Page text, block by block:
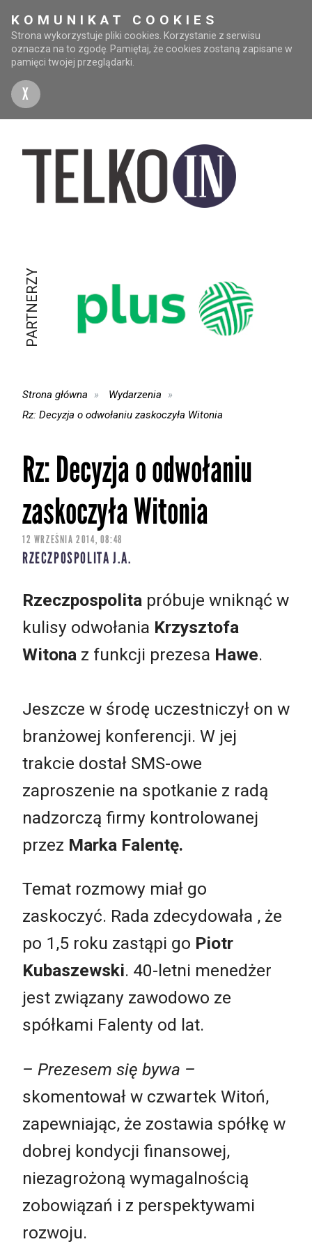
KOMUNIKAT COOKIES
Strona wykorzystuje pliki cookies. Korzystanie z serwisu
oznacza na to zgodę. Pamiętaj, że cookies zostaną zapisane w
pamięci twojej przeglądarki.
X
PARTNERZY
Strona główna
Wydarzenia
Rz: Decyzja o odwołaniu zaskoczyła Witonia
Rz: Decyzja o odwołaniu
zaskoczyła Witonia
12 WRZEŚNIA 2014, 08:48
RZECZPOSPOLITA J.A.
Rzeczpospolita próbuje wniknąć w
kulisy odwołania Krzysztofa
Witona z funkcji prezesa Hawe.
Jeszcze w środę uczestniczył on w
branżowej konferencji. W jej
trakcie dostał SMS-owe
zaproszenie na spotkanie z radą
nadzorczą firmy kontrolowanej
przez Marka Falentę.
Temat rozmowy miał go
zaskoczyć. Rada zdecydowała , że
po 1,5 roku zastąpi go Piotr
Kubaszewski. 40-letni menedżer
jest związany zawodowo ze
spółkami Falenty od lat.
– Prezesem się bywa –
skomentował w czwartek Witoń,
zapewniając, że zostawia spółkę w
dobrej kondycji finansowej,
niezagrożoną wymagalnością
zobowiązań i z perspektywami
rozwoju.